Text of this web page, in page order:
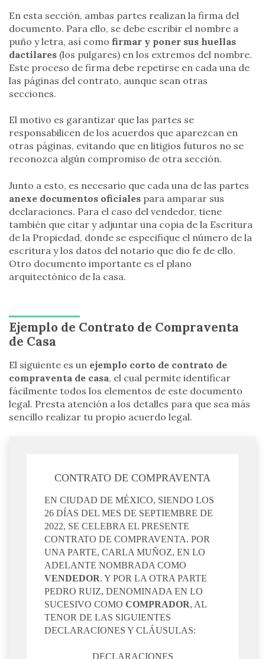
En esta sección, ambas partes realizan la firma del
documento. Para ello, se debe escribir el nombre a
puño y letra, así como firmar y poner sus huellas
dactilares (los pulgares) en los extremos del nombre.
Este proceso de firma debe repetirse en cada una de
las páginas del contrato, aunque sean otras
secciones.
El motivo es garantizar que las partes se
responsabilicen de los acuerdos que aparezcan en
otras páginas, evitando que en litigios futuros no se
reconozca algún compromiso de otra sección.
Junto a esto, es necesario que cada una de las partes
anexe documentos oficiales para amparar sus
declaraciones. Para el caso del vendedor, tiene
también que citar y adjuntar una copia de la Escritura
de la Propiedad, donde se especifique el número de la
escritura y los datos del notario que dio fe de ello.
Otro documento importante es el plano
arquitectónico de la casa.
Ejemplo de Contrato de Compraventa
de Casa
El siguiente es un ejemplo corto de contrato de
compraventa de casa, el cual permite identificar
fácilmente todos los elementos de este documento
legal. Presta atención a los detalles para que sea más
sencillo realizar tu propio acuerdo legal.
CONTRATO DE COMPRAVENTA
EN CIUDAD DE MÉXICO, SIENDO LOS
26 DÍAS DEL MES DE SEPTIEMBRE DE
2022, SE CELEBRA EL PRESENTE
CONTRATO DE COMPRAVENTA. POR
UNA PARTE, CARLA MUÑOZ, EN LO
ADELANTE NOMBRADA COMO
VENDEDOR. Y POR LA OTRA PARTE
PEDRO RUIZ, DENOMINADA EN LO
SUCESIVO COMO COMPRADOR, AL
TENOR DE LAS SIGUIENTES
DECLARACIONES Y CLÁUSULAS:
DECLARACIONES